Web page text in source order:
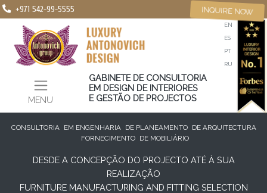
+971 542-99-5555
MENU
EN
ES
PT
RU
GABINETE DE CONSULTORIA
EM DESIGN DE INTERIORES
E GESTÃO DE PROJECTOS
INQUIRE NOW
CONSULTORIA EM ENGENHARIA DE PLANEAMENTO
DE ARQUITECTURA
FORNECIMENTO
DE MOBILIÁRIO
DESDE A CONCEPÇÃO DO PROJECTO ATÉ À SUA
REALIZAÇÃO
FURNITURE MANUFACTURING AND FITTING SELECTION